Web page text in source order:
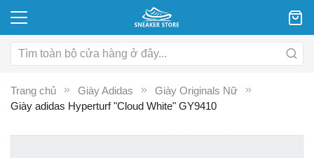
Trang chủ Giày Adidas
Giày Originals Nữ
Giày adidas Hyperturf "Cloud White" GY9410